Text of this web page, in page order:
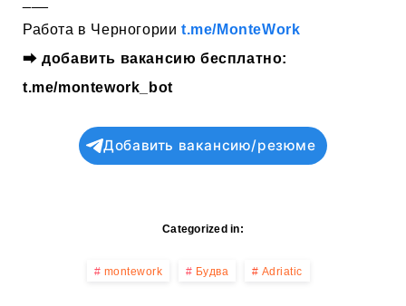
Работа в Черногории t.me/MonteWork
⮕добавить вакансию бесплатно:
t.me/montework_bot
Добавить вакансию/резюме
Categorized in:
montework Будва Adriatic